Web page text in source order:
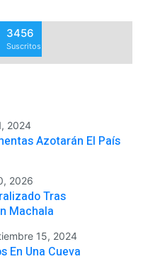
3456
Suscritos
2024
Azotarán El País
2026
Tras
Machala
15, 2024
En Una Cueva